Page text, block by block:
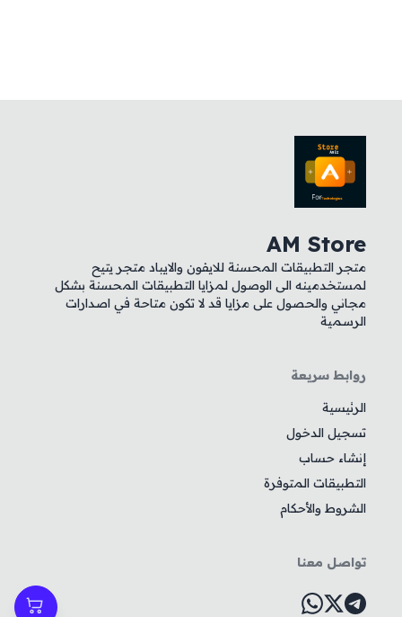
AM Store
متجر التطبيقات المحسنة للايفون والايباد متجر يتيح
لمستخدمينه الى الوصول لمزايا التطبيقات المحسنة بشكل
مجاني والحصول على مزايا قد لا تكون متاحة في اصدارات
الرسمية
روابط سريعة
الرئيسية
تسجيل الدخول
إنشاء حساب
التطبيقات المتوفرة
الشروط والأحكام
تواصل معنا